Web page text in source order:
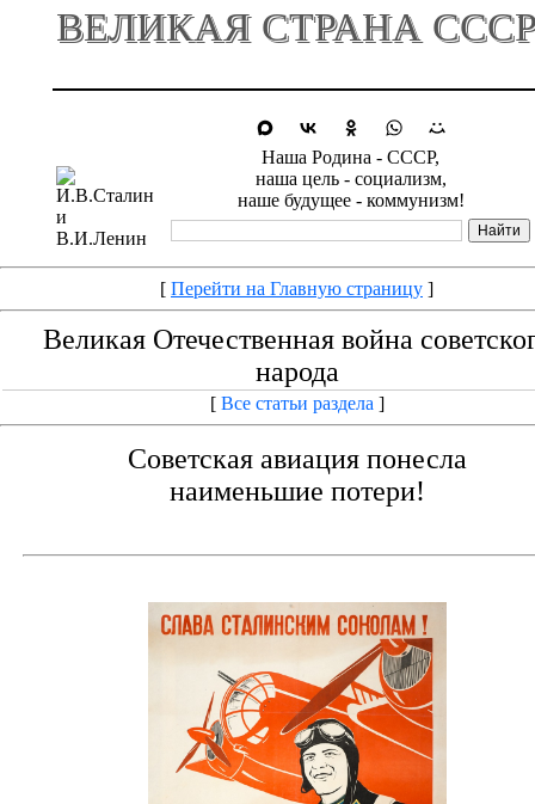
ВЕЛИКАЯ СТРАНА
Наша Родина - СССР,
наша цель - социализм,
наше будущее - коммунизм!
[ Перейти на Главную страницу ]
Великая Отечественная война
народа
[ Все статьи раздела ]
Советская авиация понесла
наименьшие потери!